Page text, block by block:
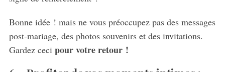
Bonne idée ! mais ne vous préoccupez pas des messages
post-mariage, des photos souvenirs et des invitations.
Gardez ceci pour votre retour !
c
h
f